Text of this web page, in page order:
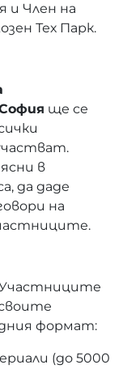
и Член на
Тех Парк.
ще се
в
да даде
на
формат:
(до 5000